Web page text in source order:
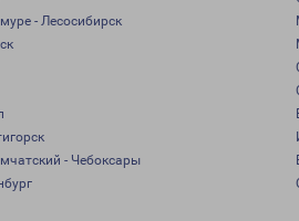
- Лесосибирск
- Чебоксары